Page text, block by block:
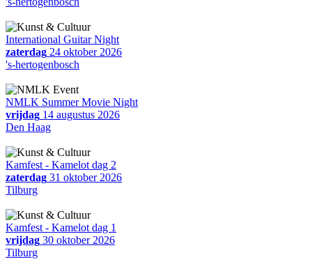
International Guitar Night
zaterdag 24 oktober 2026
's-hertogenbosch
NMLK Summer Movie Night
vrijdag 14 augustus 2026
Den Haag
Kamfest - Kamelot dag 2
zaterdag 31 oktober 2026
Tilburg
Kamfest - Kamelot dag 1
vrijdag 30 oktober 2026
Tilburg